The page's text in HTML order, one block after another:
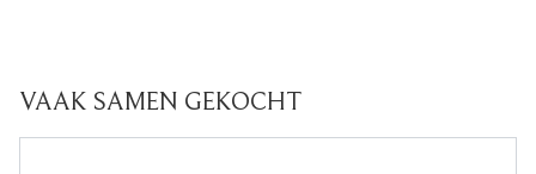
VAAK SAMEN GEKOCHT